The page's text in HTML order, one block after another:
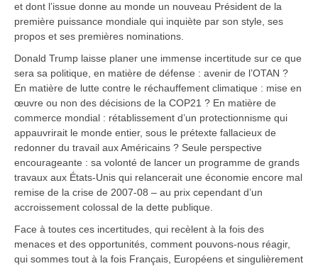
et dont l’issue donne au monde un nouveau Président de la
première puissance mondiale qui inquiète par son style, ses
propos et ses premières nominations.
Donald Trump laisse planer une immense incertitude sur ce que
sera sa politique, en matière de défense : avenir de l’OTAN ?
En matière de lutte contre le réchauffement climatique : mise en
œuvre ou non des décisions de la COP21 ? En matière de
commerce mondial : rétablissement d’un protectionnisme qui
appauvrirait le monde entier, sous le prétexte fallacieux de
redonner du travail aux Américains ? Seule perspective
encourageante : sa volonté de lancer un programme de grands
travaux aux États-Unis qui relancerait une économie encore mal
remise de la crise de 2007-08 – au prix cependant d’un
accroissement colossal de la dette publique.
Face à toutes ces incertitudes, qui recèlent à la fois des
menaces et des opportunités, comment pouvons-nous réagir,
qui sommes tout à la fois Français, Européens et singulièrement